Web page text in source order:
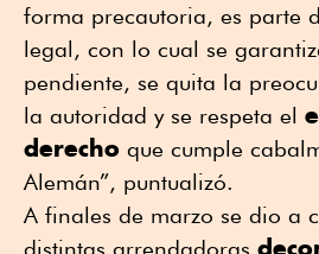
forma precautoria, es parte
legal, con lo cual se
pendiente, se quita la
la autoridad y se respeta el
derecho que cumple
Alemán”, puntualizó.
A finales de marzo se dio a
distintas arrendadoras